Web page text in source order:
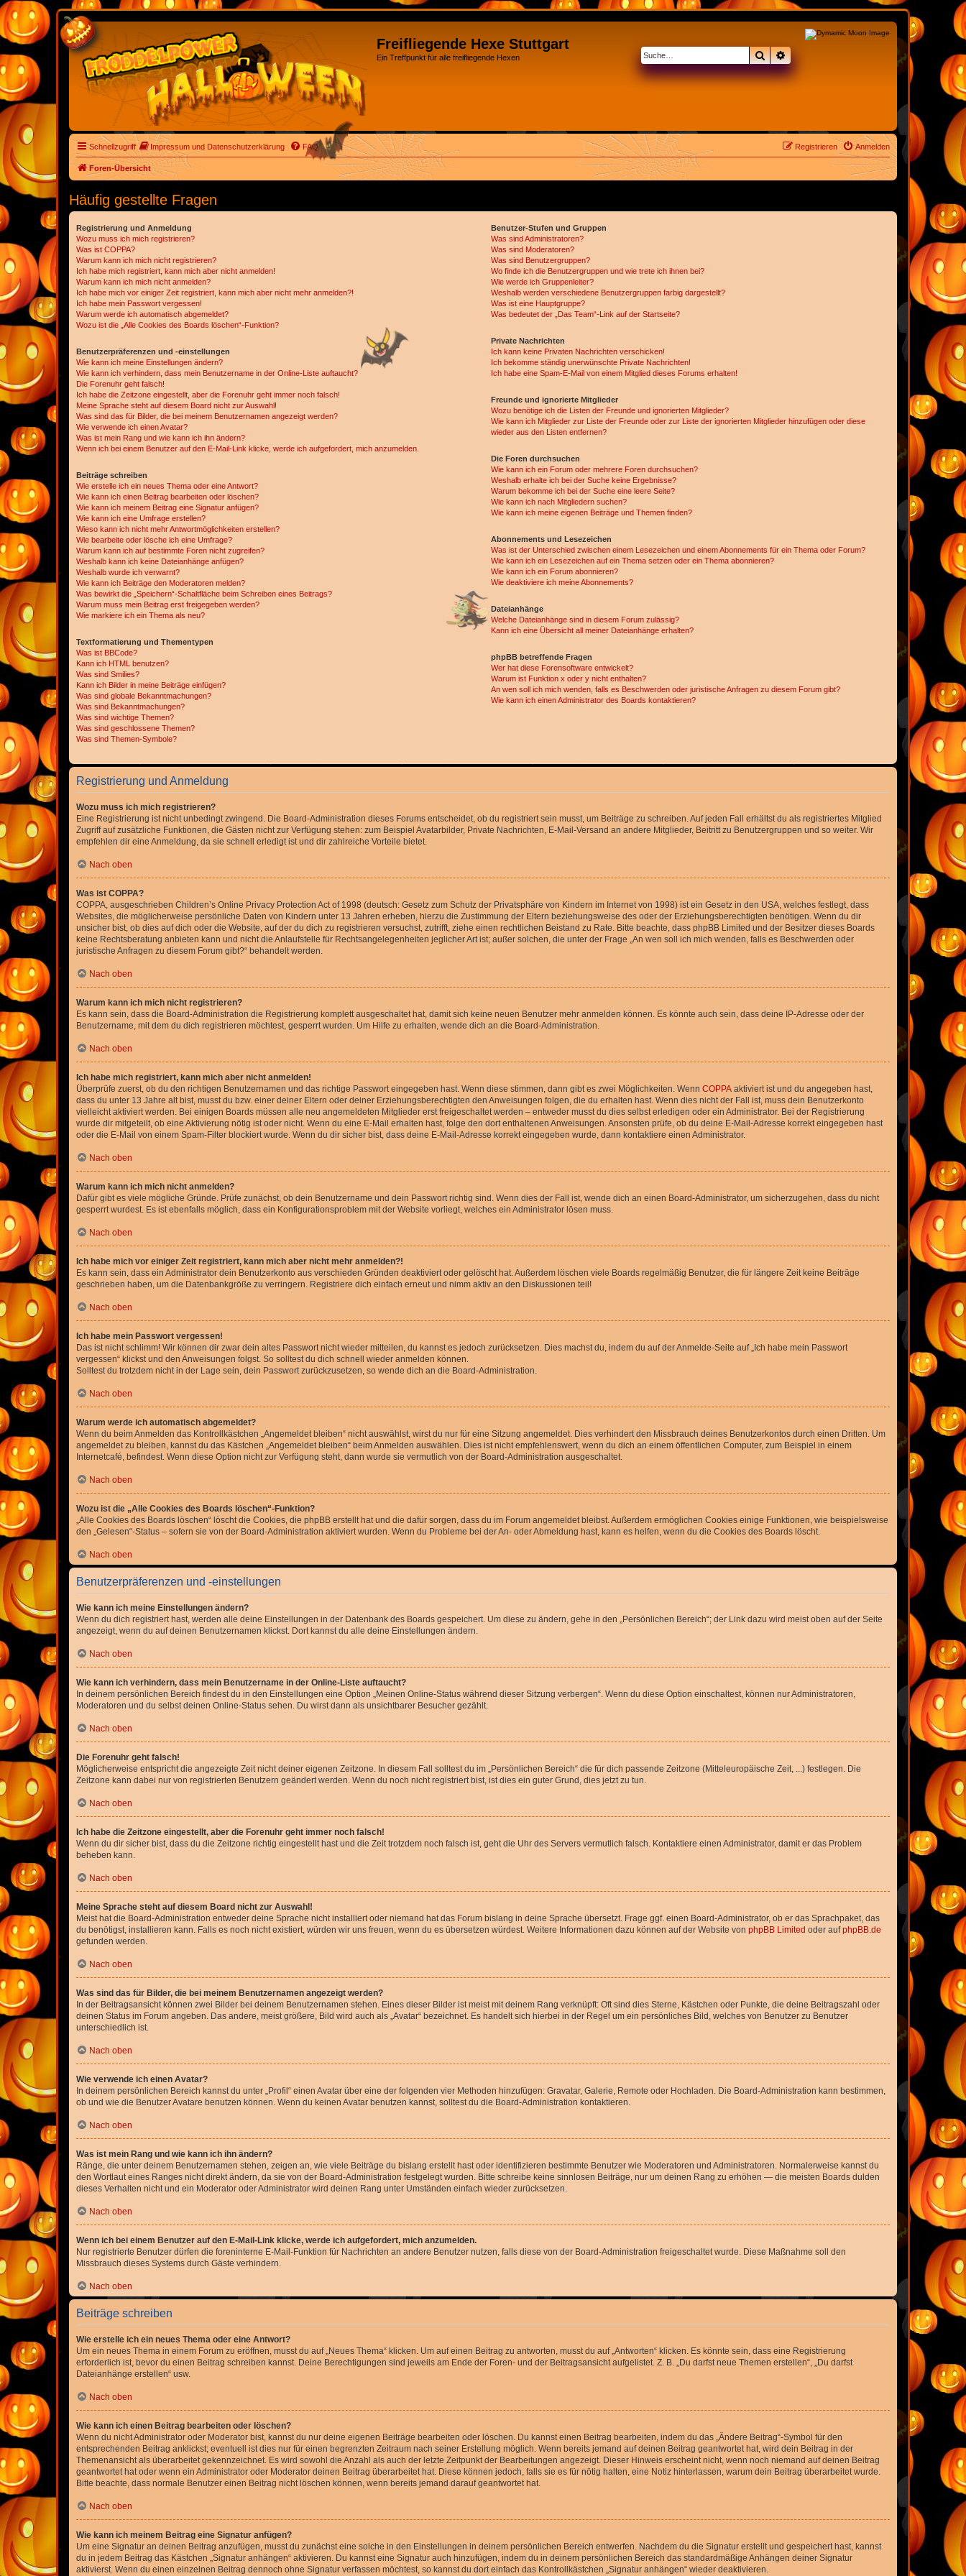
Freifliegende Hexe Stuttgart
Ein Treffpunkt für alle freifliegende Hexen SucheErweiterte Suche
Schnellzugriff Impressum und Datenschutzerklärung FAQ Anmelden
Registrieren
Foren-Übersicht
Häufig gestellte Fragen
Registrierung und Anmeldung
Wozu muss ich mich registrieren?
Was ist COPPA?
Warum kann ich mich nicht registrieren?
Ich habe mich registriert, kann mich aber nicht anmelden!
Warum kann ich mich nicht anmelden?
Ich habe mich vor einiger Zeit registriert, kann mich aber nicht mehr anmelden?!
Ich habe mein Passwort vergessen!
Warum werde ich automatisch abgemeldet?
Wozu ist die „Alle Cookies des Boards löschen“-Funktion?
Benutzerpräferenzen und -einstellungen
Wie kann ich meine Einstellungen ändern?
Wie kann ich verhindern, dass mein Benutzername in der Online-Liste auftaucht?
Die Forenuhr geht falsch!
Ich habe die Zeitzone eingestellt, aber die Forenuhr geht immer noch falsch!
Meine Sprache steht auf diesem Board nicht zur Auswahl!
Was sind das für Bilder, die bei meinem Benutzernamen angezeigt werden?
Wie verwende ich einen Avatar?
Was ist mein Rang und wie kann ich ihn ändern?
Wenn ich bei einem Benutzer auf den E-Mail-Link klicke, werde ich aufgefordert, mich anzumelden.
Beiträge schreiben
Wie erstelle ich ein neues Thema oder eine Antwort?
Wie kann ich einen Beitrag bearbeiten oder löschen?
Wie kann ich meinem Beitrag eine Signatur anfügen?
Wie kann ich eine Umfrage erstellen?
Wieso kann ich nicht mehr Antwortmöglichkeiten erstellen?
Wie bearbeite oder lösche ich eine Umfrage?
Warum kann ich auf bestimmte Foren nicht zugreifen?
Weshalb kann ich keine Dateianhänge anfügen?
Weshalb wurde ich verwarnt?
Wie kann ich Beiträge den Moderatoren melden?
Was bewirkt die „Speichern“-Schaltfläche beim Schreiben eines Beitrags?
Warum muss mein Beitrag erst freigegeben werden?
Wie markiere ich ein Thema als neu?
Textformatierung und Thementypen
Was ist BBCode?
Kann ich HTML benutzen?
Was sind Smilies?
Kann ich Bilder in meine Beiträge einfügen?
Was sind globale Bekanntmachungen?
Was sind Bekanntmachungen?
Was sind wichtige Themen?
Was sind geschlossene Themen?
Was sind Themen-Symbole?
Benutzer-Stufen und Gruppen
Was sind Administratoren?
Was sind Moderatoren?
Was sind Benutzergruppen?
Wo finde ich die Benutzergruppen und wie trete ich ihnen bei?
Wie werde ich Gruppenleiter?
Weshalb werden verschiedene Benutzergruppen farbig dargestellt?
Was ist eine Hauptgruppe?
Was bedeutet der „Das Team“-Link auf der Startseite?
Private Nachrichten
Ich kann keine Privaten Nachrichten verschicken!
Ich bekomme ständig unerwünschte Private Nachrichten!
Ich habe eine Spam-E-Mail von einem Mitglied dieses Forums erhalten!
Freunde und ignorierte Mitglieder
Wozu benötige ich die Listen der Freunde und ignorierten Mitglieder?
Wie kann ich Mitglieder zur Liste der Freunde oder zur Liste der ignorierten Mitglieder hinzufügen oder diese
wieder aus den Listen entfernen?
Die Foren durchsuchen
Wie kann ich ein Forum oder mehrere Foren durchsuchen?
Weshalb erhalte ich bei der Suche keine Ergebnisse?
Warum bekomme ich bei der Suche eine leere Seite?
Wie kann ich nach Mitgliedern suchen?
Wie kann ich meine eigenen Beiträge und Themen finden?
Abonnements und Lesezeichen
Was ist der Unterschied zwischen einem Lesezeichen und einem Abonnements für ein Thema oder Forum?
Wie kann ich ein Lesezeichen auf ein Thema setzen oder ein Thema abonnieren?
Wie kann ich ein Forum abonnieren?
Wie deaktiviere ich meine Abonnements?
Dateianhänge
Welche Dateianhänge sind in diesem Forum zulässig?
Kann ich eine Übersicht all meiner Dateianhänge erhalten?
phpBB betreffende Fragen
Wer hat diese Forensoftware entwickelt?
Warum ist Funktion x oder y nicht enthalten?
An wen soll ich mich wenden, falls es Beschwerden oder juristische Anfragen zu diesem Forum gibt?
Wie kann ich einen Administrator des Boards kontaktieren?
Registrierung und Anmeldung
Wozu muss ich mich registrieren?
Eine Registrierung ist nicht unbedingt zwingend. Die Board-Administration dieses Forums entscheidet, ob du registriert sein musst, um Beiträge zu schreiben. Auf jeden Fall erhältst du als registriertes Mitglied
Zugriff auf zusätzliche Funktionen, die Gästen nicht zur Verfügung stehen: zum Beispiel Avatarbilder, Private Nachrichten, E-Mail-Versand an andere Mitglieder, Beitritt zu Benutzergruppen und so weiter. Wir
empfehlen dir eine Anmeldung, da sie schnell erledigt ist und dir zahlreiche Vorteile bietet.
Nach oben
Was ist COPPA?
COPPA, ausgeschrieben Children’s Online Privacy Protection Act of 1998 (deutsch: Gesetz zum Schutz der Privatsphäre von Kindern im Internet von 1998) ist ein Gesetz in den USA, welches festlegt, dass
Websites, die möglicherweise persönliche Daten von Kindern unter 13 Jahren erheben, hierzu die Zustimmung der Eltern beziehungsweise des oder der Erziehungsberechtigten benötigen. Wenn du dir
unsicher bist, ob dies auf dich oder die Website, auf der du dich zu registrieren versuchst, zutrifft, ziehe einen rechtlichen Beistand zu Rate. Bitte beachte, dass phpBB Limited und der Besitzer dieses Boards
keine Rechtsberatung anbieten kann und nicht die Anlaufstelle für Rechtsangelegenheiten jeglicher Art ist; außer solchen, die unter der Frage „An wen soll ich mich wenden, falls es Beschwerden oder
juristische Anfragen zu diesem Forum gibt?“ behandelt werden.
Nach oben
Warum kann ich mich nicht registrieren?
Es kann sein, dass die Board-Administration die Registrierung komplett ausgeschaltet hat, damit sich keine neuen Benutzer mehr anmelden können. Es könnte auch sein, dass deine IP-Adresse oder der
Benutzername, mit dem du dich registrieren möchtest, gesperrt wurden. Um Hilfe zu erhalten, wende dich an die Board-Administration.
Nach oben
Ich habe mich registriert, kann mich aber nicht anmelden!
Überprüfe zuerst, ob du den richtigen Benutzernamen und das richtige Passwort eingegeben hast. Wenn diese stimmen, dann gibt es zwei Möglichkeiten. Wenn COPPA aktiviert ist und du angegeben hast,
dass du unter 13 Jahre alt bist, musst du bzw. einer deiner Eltern oder deiner Erziehungsberechtigten den Anweisungen folgen, die du erhalten hast. Wenn dies nicht der Fall ist, muss dein Benutzerkonto
vielleicht aktiviert werden. Bei einigen Boards müssen alle neu angemeldeten Mitglieder erst freigeschaltet werden – entweder musst du dies selbst erledigen oder ein Administrator. Bei der Registrierung
wurde dir mitgeteilt, ob eine Aktivierung nötig ist oder nicht. Wenn du eine E-Mail erhalten hast, folge den dort enthaltenen Anweisungen. Ansonsten prüfe, ob du deine E-Mail-Adresse korrekt eingegeben hast
oder die E-Mail von einem Spam-Filter blockiert wurde. Wenn du dir sicher bist, dass deine E-Mail-Adresse korrekt eingegeben wurde, dann kontaktiere einen Administrator.
Nach oben
Warum kann ich mich nicht anmelden?
Dafür gibt es viele mögliche Gründe. Prüfe zunächst, ob dein Benutzername und dein Passwort richtig sind. Wenn dies der Fall ist, wende dich an einen Board-Administrator, um sicherzugehen, dass du nicht
gesperrt wurdest. Es ist ebenfalls möglich, dass ein Konfigurationsproblem mit der Website vorliegt, welches ein Administrator lösen muss.
Nach oben
Ich habe mich vor einiger Zeit registriert, kann mich aber nicht mehr anmelden?!
Es kann sein, dass ein Administrator dein Benutzerkonto aus verschieden Gründen deaktiviert oder gelöscht hat. Außerdem löschen viele Boards regelmäßig Benutzer, die für längere Zeit keine Beiträge
geschrieben haben, um die Datenbankgröße zu verringern. Registriere dich einfach erneut und nimm aktiv an den Diskussionen teil!
Nach oben
Ich habe mein Passwort vergessen!
Das ist nicht schlimm! Wir können dir zwar dein altes Passwort nicht wieder mitteilen, du kannst es jedoch zurücksetzen. Dies machst du, indem du auf der Anmelde-Seite auf „Ich habe mein Passwort
vergessen“ klickst und den Anweisungen folgst. So solltest du dich schnell wieder anmelden können.
Solltest du trotzdem nicht in der Lage sein, dein Passwort zurückzusetzen, so wende dich an die Board-Administration.
Nach oben
Warum werde ich automatisch abgemeldet?
Wenn du beim Anmelden das Kontrollkästchen „Angemeldet bleiben“ nicht auswählst, wirst du nur für eine Sitzung angemeldet. Dies verhindert den Missbrauch deines Benutzerkontos durch einen Dritten. Um
angemeldet zu bleiben, kannst du das Kästchen „Angemeldet bleiben“ beim Anmelden auswählen. Dies ist nicht empfehlenswert, wenn du dich an einem öffentlichen Computer, zum Beispiel in einem
Internetcafé, befindest. Wenn diese Option nicht zur Verfügung steht, dann wurde sie vermutlich von der Board-Administration ausgeschaltet.
Nach oben
Wozu ist die „Alle Cookies des Boards löschen“-Funktion?
„Alle Cookies des Boards löschen“ löscht die Cookies, die phpBB erstellt hat und die dafür sorgen, dass du im Forum angemeldet bleibst. Außerdem ermöglichen Cookies einige Funktionen, wie beispielsweise
den „Gelesen“-Status – sofern sie von der Board-Administration aktiviert wurden. Wenn du Probleme bei der An- oder Abmeldung hast, kann es helfen, wenn du die Cookies des Boards löscht.
Nach oben
Benutzerpräferenzen und -einstellungen
Wie kann ich meine Einstellungen ändern?
Wenn du dich registriert hast, werden alle deine Einstellungen in der Datenbank des Boards gespeichert. Um diese zu ändern, gehe in den „Persönlichen Bereich“; der Link dazu wird meist oben auf der Seite
angezeigt, wenn du auf deinen Benutzernamen klickst. Dort kannst du alle deine Einstellungen ändern.
Nach oben
Wie kann ich verhindern, dass mein Benutzername in der Online-Liste auftaucht?
In deinem persönlichen Bereich findest du in den Einstellungen eine Option „Meinen Online-Status während dieser Sitzung verbergen“. Wenn du diese Option einschaltest, können nur Administratoren,
Moderatoren und du selbst deinen Online-Status sehen. Du wirst dann als unsichtbarer Besucher gezählt.
Nach oben
Die Forenuhr geht falsch!
Möglicherweise entspricht die angezeigte Zeit nicht deiner eigenen Zeitzone. In diesem Fall solltest du im „Persönlichen Bereich“ die für dich passende Zeitzone (Mitteleuropäische Zeit, ...) festlegen. Die
Zeitzone kann dabei nur von registrierten Benutzern geändert werden. Wenn du noch nicht registriert bist, ist dies ein guter Grund, dies jetzt zu tun.
Nach oben
Ich habe die Zeitzone eingestellt, aber die Forenuhr geht immer noch falsch!
Wenn du dir sicher bist, dass du die Zeitzone richtig eingestellt hast und die Zeit trotzdem noch falsch ist, geht die Uhr des Servers vermutlich falsch. Kontaktiere einen Administrator, damit er das Problem
beheben kann.
Nach oben
Meine Sprache steht auf diesem Board nicht zur Auswahl!
Meist hat die Board-Administration entweder deine Sprache nicht installiert oder niemand hat das Forum bislang in deine Sprache übersetzt. Frage ggf. einen Board-Administrator, ob er das Sprachpaket, das
du benötigst, installieren kann. Falls es noch nicht existiert, würden wir uns freuen, wenn du es übersetzen würdest. Weitere Informationen dazu können auf der Website von phpBB Limited oder aufphpBB.de
gefunden werden.
Nach oben
Was sind das für Bilder, die bei meinem Benutzernamen angezeigt werden?
In der Beitragsansicht können zwei Bilder bei deinem Benutzernamen stehen. Eines dieser Bilder ist meist mit deinem Rang verknüpft: Oft sind dies Sterne, Kästchen oder Punkte, die deine Beitragszahl oder
deinen Status im Forum angeben. Das andere, meist größere, Bild wird auch als „Avatar“ bezeichnet. Es handelt sich hierbei in der Regel um ein persönliches Bild, welches von Benutzer zu Benutzer
unterschiedlich ist.
Nach oben
Wie verwende ich einen Avatar?
In deinem persönlichen Bereich kannst du unter „Profil“ einen Avatar über eine der folgenden vier Methoden hinzufügen: Gravatar, Galerie, Remote oder Hochladen. Die Board-Administration kann bestimmen,
ob und wie die Benutzer Avatare benutzen können. Wenn du keinen Avatar benutzen kannst, solltest du die Board-Administration kontaktieren.
Nach oben
Was ist mein Rang und wie kann ich ihn ändern?
Ränge, die unter deinem Benutzernamen stehen, zeigen an, wie viele Beiträge du bislang erstellt hast oder identifizieren bestimmte Benutzer wie Moderatoren und Administratoren. Normalerweise kannst du
den Wortlaut eines Ranges nicht direkt ändern, da sie von der Board-Administration festgelegt wurden. Bitte schreibe keine sinnlosen Beiträge, nur um deinen Rang zu erhöhen — die meisten Boards dulden
dieses Verhalten nicht und ein Moderator oder Administrator wird deinen Rang unter Umständen einfach wieder zurücksetzen.
Nach oben
Wenn ich bei einem Benutzer auf den E-Mail-Link klicke, werde ich aufgefordert, mich anzumelden.
Nur registrierte Benutzer dürfen die foreninterne E-Mail-Funktion für Nachrichten an andere Benutzer nutzen, falls diese von der Board-Administration freigeschaltet wurde. Diese Maßnahme soll den
Missbrauch dieses Systems durch Gäste verhindern.
Nach oben
Beiträge schreiben
Wie erstelle ich ein neues Thema oder eine Antwort?
Um ein neues Thema in einem Forum zu eröffnen, musst du auf „Neues Thema“ klicken. Um auf einen Beitrag zu antworten, musst du auf „Antworten“ klicken. Es könnte sein, dass eine Registrierung
erforderlich ist, bevor du einen Beitrag schreiben kannst. Deine Berechtigungen sind jeweils am Ende der Foren- und der Beitragsansicht aufgelistet. Z. B. „Du darfst neue Themen erstellen“, „Du darfst
Dateianhänge erstellen“ usw.
Nach oben
Wie kann ich einen Beitrag bearbeiten oder löschen?
Wenn du nicht Administrator oder Moderator bist, kannst du nur deine eigenen Beiträge bearbeiten oder löschen. Du kannst einen Beitrag bearbeiten, indem du das „Ändere Beitrag“-Symbol für den
entsprechenden Beitrag anklickst; eventuell ist dies nur für einen begrenzten Zeitraum nach seiner Erstellung möglich. Wenn bereits jemand auf deinen Beitrag geantwortet hat, wird dein Beitrag in der
Themenansicht als überarbeitet gekennzeichnet. Es wird sowohl die Anzahl als auch der letzte Zeitpunkt der Bearbeitungen angezeigt. Dieser Hinweis erscheint nicht, wenn noch niemand auf deinen Beitrag
geantwortet hat oder wenn ein Administrator oder Moderator deinen Beitrag überarbeitet hat. Diese können jedoch, falls sie es für nötig halten, eine Notiz hinterlassen, warum dein Beitrag überarbeitet wurde.
Bitte beachte, dass normale Benutzer einen Beitrag nicht löschen können, wenn bereits jemand darauf geantwortet hat.
Nach oben
Wie kann ich meinem Beitrag eine Signatur anfügen?
Um eine Signatur an deinen Beitrag anzufügen, musst du zunächst eine solche in den Einstellungen in deinem persönlichen Bereich entwerfen. Nachdem du die Signatur erstellt und gespeichert hast, kannst
du in jedem Beitrag das Kästchen „Signatur anhängen“ aktivieren. Du kannst eine Signatur auch hinzufügen, indem du in deinem persönlichen Bereich das standardmäßige Anhängen deiner Signatur
aktivierst. Wenn du einen einzelnen Beitrag dennoch ohne Signatur verfassen möchtest, so kannst du dort einfach das Kontrollkästchen „Signatur anhängen“ wieder deaktivieren.